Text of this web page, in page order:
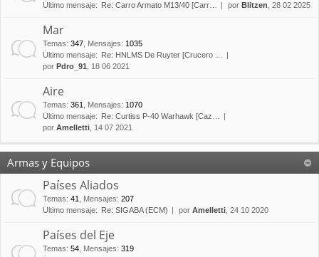
Último mensaje:
Re: Carro Armato M13/40 [Carr… por Blitzen , 28 02 2025
Mar
Temas: 347 Mensajes: 1035
Último mensaje:
Re: HNLMS De Ruyter [Crucero …
por Pdro_91 , 18 06 2021
Aire
Temas: 361 Mensajes: 1070
Último mensaje:
Re: Curtiss P-40 Warhawk [Caz…
por Amelletti , 14 07 2021
Armas y Equipos
Países Aliados
Temas: 41 Mensajes: 207
Último mensaje:
Re: SIGABA (ECM) por Amelletti , 24 10 2020
Países del Eje
Temas: 54 Mensajes: 319